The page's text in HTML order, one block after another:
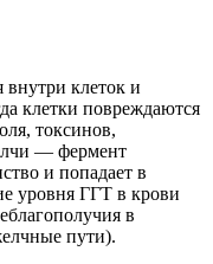
внутри клеток и
клетки повреждаются
токсинов,
— фермент
и попадает в
уровня ГГТ в крови
в
пути).